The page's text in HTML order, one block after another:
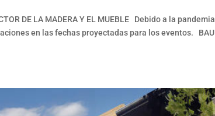
DE LA MADERA Y EL MUEBLE Debido a la pandemia
en las fechas proyectadas para los eventos. BAU